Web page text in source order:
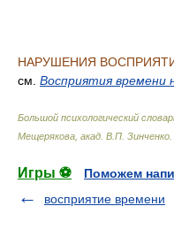
НАРУШЕНИЯ
см. Восприятия времени
Большой психологический
Мещерякова, акад. В.П. Зинченко
Игры ⚽
Поможем
восприятие времени